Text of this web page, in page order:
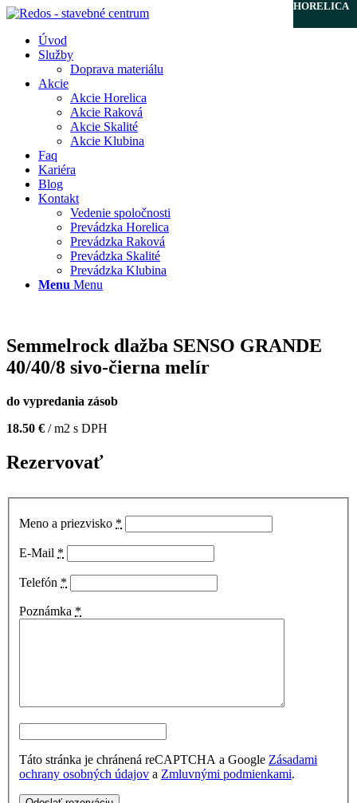
Úvod
Služby
Doprava materiálu
Akcie
Akcie Horelica
Akcie Raková
Akcie Skalité
Akcie Klubina
Faq
Kariéra
Blog
Kontakt
Vedenie spoločnosti
Prevádzka Horelica
Prevádzka Raková
Prevádzka Skalité
Prevádzka Klubina
Menu Menu
Semmelrock dlažba SENSO GRANDE
40/40/8 sivo-čierna melír
do vypredania zásob
18.50 € / m2 s DPH
Rezervovať
Meno a priezvisko *
E-Mail *
Telefón *
Poznámka *
Táto stránka je chránená reCAPTCHA a Google Zásadami
ochrany osobných údajov a Zmluvnými podmienkami.
HORELICA
HORELICA
HORELICA